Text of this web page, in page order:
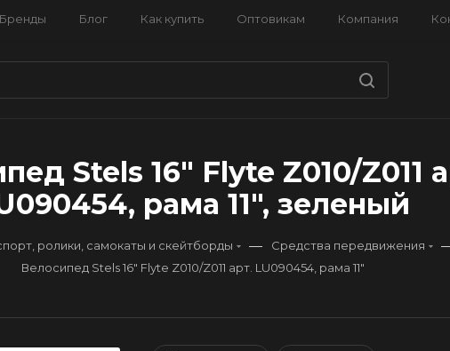
Бренды Блог Как купить Оптовикам Компания
Stels 16" Flyte Z010/Z011
рама 11", зеленый
ролики, самокаты и скейтборды — Средства передвижения
Велосипед Stels 16" Flyte Z010/Z011 арт. LU090454, рама 11"